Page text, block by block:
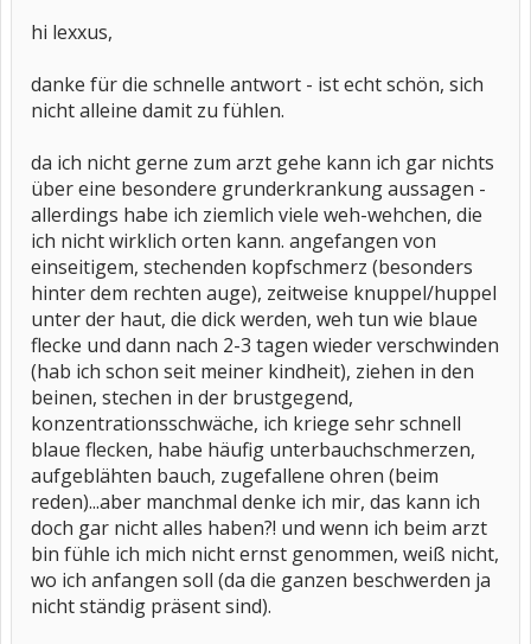
hi lexxus,
danke für die schnelle antwort - ist echt schön, sich
nicht alleine damit zu fühlen.
da ich nicht gerne zum arzt gehe kann ich gar nichts
über eine besondere grunderkrankung aussagen -
allerdings habe ich ziemlich viele weh-wehchen, die
ich nicht wirklich orten kann. angefangen von
einseitigem, stechenden kopfschmerz (besonders
hinter dem rechten auge), zeitweise knuppel/huppel
unter der haut, die dick werden, weh tun wie blaue
flecke und dann nach 2-3 tagen wieder verschwinden
(hab ich schon seit meiner kindheit), ziehen in den
beinen, stechen in der brustgegend,
konzentrationsschwäche, ich kriege sehr schnell
blaue flecken, habe häufig unterbauchschmerzen,
aufgeblähten bauch, zugefallene ohren (beim
reden)...aber manchmal denke ich mir, das kann ich
doch gar nicht alles haben?! und wenn ich beim arzt
bin fühle ich mich nicht ernst genommen, weiß nicht,
wo ich anfangen soll (da die ganzen beschwerden ja
nicht ständig präsent sind).